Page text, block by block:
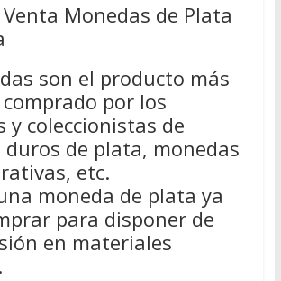
Monedas de Plata
son el producto más
por los
y coleccionistas de
duros de plata, monedas
etc.
moneda de plata ya
para disponer de
en materiales